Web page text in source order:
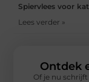
Spiervlees voor
Lees verder »
Ontdek
Of je nu